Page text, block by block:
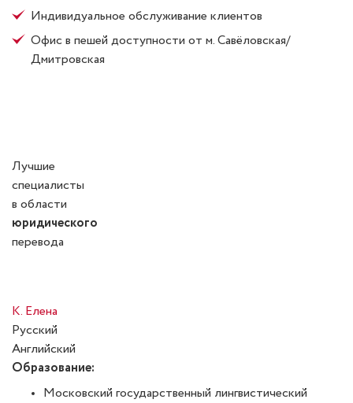
Индивидуальное обслуживание клиентов
Офис в пешей доступности от м. Савёловская/
Дмитровская
Лучшие
специалисты
в области
юридического
перевода
К. Елена
Русский
Английский
Образование:
Московский государственный лингвистический